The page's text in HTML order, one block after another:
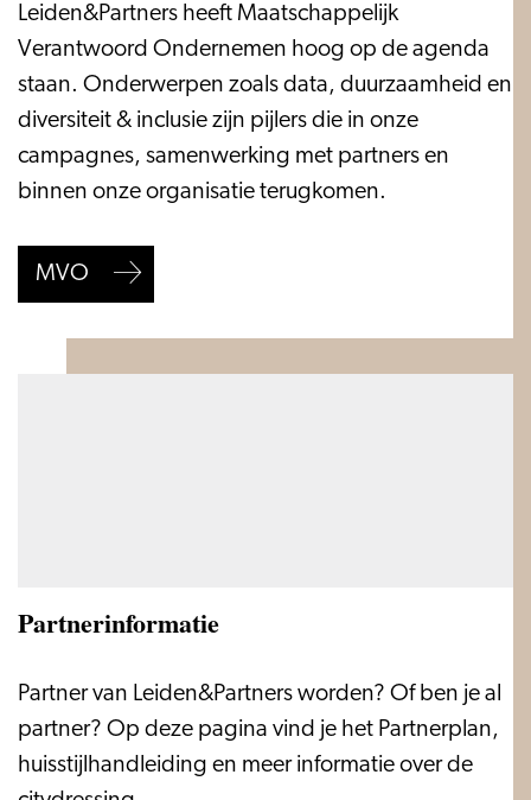
Maatschappelijk
Verantwoord
Ondernemen
Leiden&Partners heeft Maatschappelijk
Verantwoord Ondernemen hoog op de agenda
staan. Onderwerpen zoals data, duurzaamheid en
diversiteit & inclusie zijn pijlers die in onze
campagnes, samenwerking met partners en
binnen onze organisatie terugkomen.
MVO
Partnerinformatie
Partnerinformatie
Partner van Leiden&Partners worden? Of ben je al
partner? Op deze pagina vind je het Partnerplan,
huisstijlhandleiding en meer informatie over de